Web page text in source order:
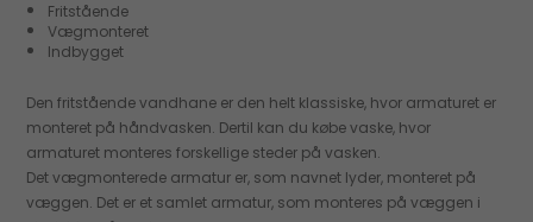
Fritstående
Vægmonteret
Indbygget
Den fritstående vandhane er den helt klassiske, hvor armaturet er
monteret på håndvasken. Dertil kan du købe vaske, hvor
armaturet monteres forskellige steder på vasken.
Det vægmonterede armatur er, som navnet lyder, monteret på
væggen. Det er et samlet armatur, som monteres på væggen i